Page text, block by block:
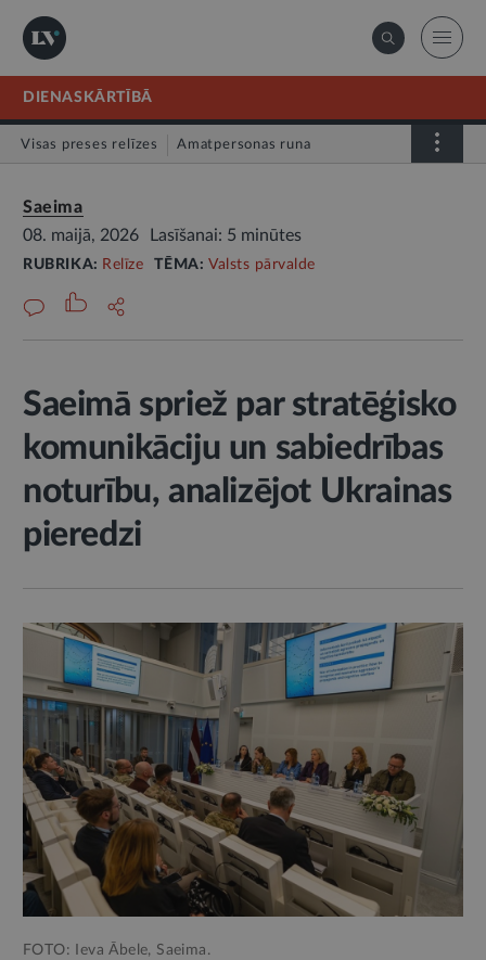
DIENASKĀRTĪBĀ
Visas preses relīzes Amatpersonas runa
Saeima
08. maijā, 2026
Lasīšanai: 5 minūtes
RUBRIKA: Relīze TĒMA:Valsts pārvalde
Saeimā spriež par stratēģisko
komunikāciju un sabiedrības
noturību, analizējot Ukrainas
pieredzi
FOTO: Ieva Ābele, Saeima.